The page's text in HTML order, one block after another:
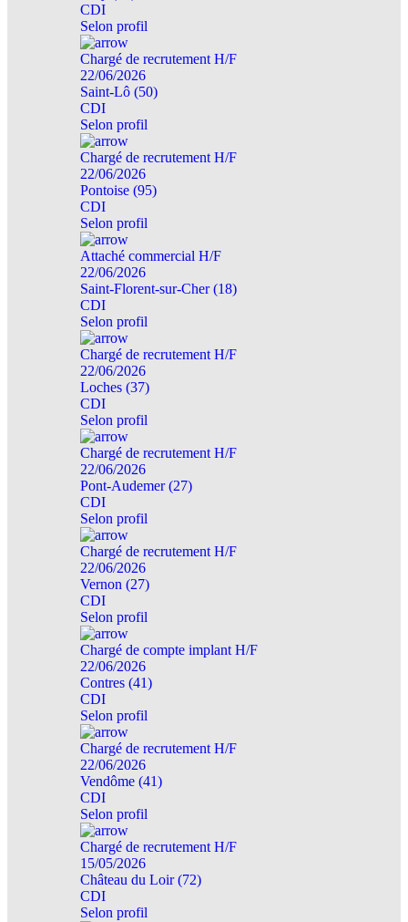
CDI
Selon profil
Chargé de recrutement H/F
22/06/2026
Saint-Lô (50)
CDI
Selon profil
Chargé de recrutement H/F
22/06/2026
Pontoise (95)
CDI
Selon profil
Attaché commercial H/F
22/06/2026
Saint-Florent-sur-Cher (18)
CDI
Selon profil
Chargé de recrutement H/F
22/06/2026
Loches (37)
CDI
Selon profil
Chargé de recrutement H/F
22/06/2026
Pont-Audemer (27)
CDI
Selon profil
Chargé de recrutement H/F
22/06/2026
Vernon (27)
CDI
Selon profil
Chargé de compte implant H/F
22/06/2026
Contres (41)
CDI
Selon profil
Chargé de recrutement H/F
22/06/2026
Vendôme (41)
CDI
Selon profil
Chargé de recrutement H/F
15/05/2026
Château du Loir (72)
CDI
Selon profil